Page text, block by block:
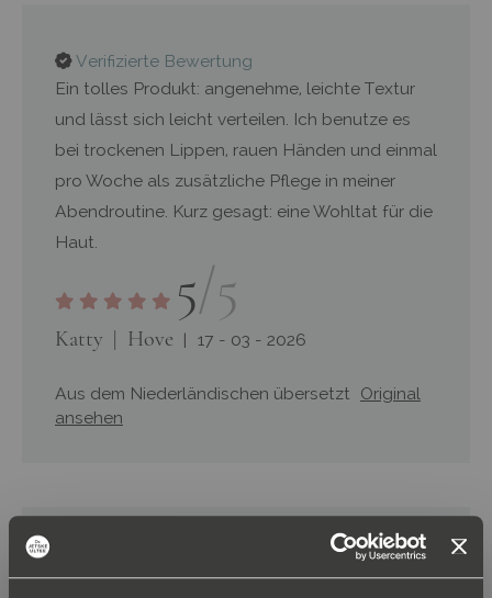
Verifizierte Bewertung
Ein tolles Produkt: angenehme, leichte Textur
und lässt sich leicht verteilen. Ich benutze es
bei trockenen Lippen, rauen Händen und einmal
pro Woche als zusätzliche Pflege in meiner
Abendroutine. Kurz gesagt: eine Wohltat für die
Haut.
5/5
Katty Hove 17 - 03 - 2026
Aus dem Niederländischen übersetzt Original
ansehen